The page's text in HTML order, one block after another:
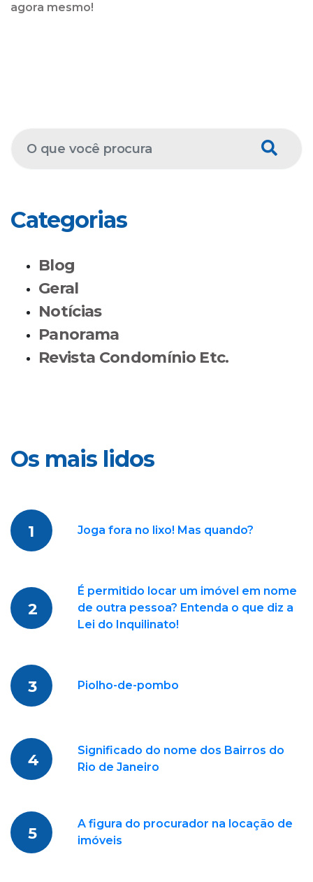
agora mesmo!
Categorias
Blog
Geral
Notícias
Panorama
Revista Condomínio Etc.
Os mais lidos
1 Joga fora no lixo! Mas quando?
2
É permitido locar um imóvel em nome
de outra pessoa? Entenda o que diz a
Lei do Inquilinato!
3 Piolho-de-pombo
4
Significado do nome dos Bairros do
Rio de Janeiro
5
A figura do procurador na locação de
imóveis